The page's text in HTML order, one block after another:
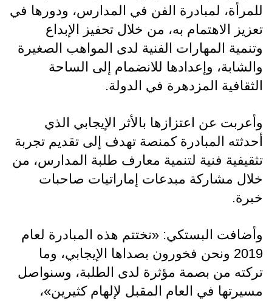
للمرأة، لمبادرة الفن في المدارس، ودورها في
تعزيز الاهتمام به، من خلال تحفيز الإبداع
وتنمية المهارات الفنية لدى المواهب الصغيرة
والشابة، وإعدادها للانضمام إلى الساحة
الثقافية المزدهرة في الدولة.
وأعربت عن اعتزازها بالأثر الإيجابي الذي
أحدثته المبادرة كمنصة تهدف إلى تقديم تجربة
تثقيفية فنية لتنمية معارف طلبة المدارس، من
خلال مشاركة مبدعات إماراتيات صاحبات
خبرة.
وأضافت البستكي: «نختتم هذه المبادرة لعام
2019 ونحن فخورون بصداها الإيجابي، وما
تركته من بصمة مؤثرة لدى الطلبة، وسنواصل
مسيرتها في العام المقبل لإلهام كثيرين»،